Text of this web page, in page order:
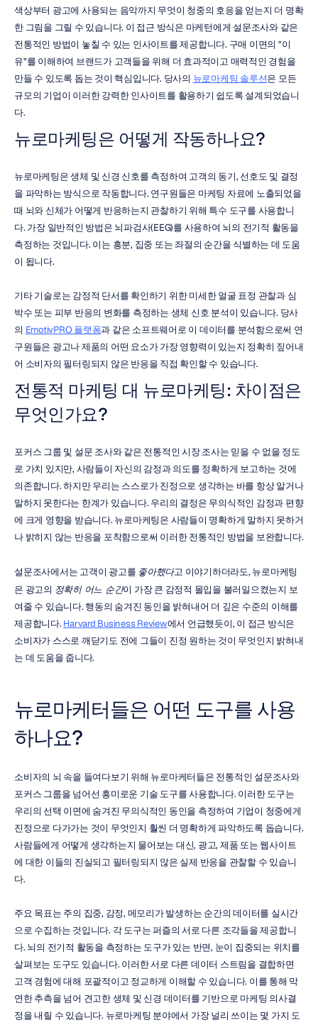
색상부터 광고에 사용되는 음악까지 무엇이 청중의 호응을 얻는지 더 명확
한 그림을 그릴 수 있습니다. 이 접근 방식은 마케턴에게 설문조사와 같은
전통적인 방법이 놓칠 수 있는 인사이트를 제공합니다. 구매 이면의 "이
유"를 이해하여 브랜드가 고객들을 위해 더 효과적이고 매력적인 경험을
만들 수 있도록 돕는 것이 핵심입니다. 당사의 뉴로마케팅 솔루션은 모든
규모의 기업이 이러한 강력한 인사이트를 활용하기 쉽도록 설계되었습니
다.
뉴로마케팅은 어떻게 작동하나요?
뉴로마케팅은 생체 및 신경 신호를 측정하여 고객의 동기, 선호도 및 결정
을 파악하는 방식으로 작동합니다. 연구원들은 마케팅 자료에 노출되었을
때 뇌와 신체가 어떻게 반응하는지 관찰하기 위해 특수 도구를 사용합니
다. 가장 일반적인 방법은 뇌파검사(EEG)를 사용하여 뇌의 전기적 활동을
측정하는 것입니다. 이는 흥분, 집중 또는 좌절의 순간을 식별하는 데 도움
이 됩니다.
기타 기술로는 감정적 단서를 확인하기 위한 미세한 얼굴 표정 관찰과 심
박수 또는 피부 반응의 변화를 측정하는 생체 신호 분석이 있습니다. 당사
의 EmotivPRO 플랫폼과 같은 소프트웨어로 이 데이터를 분석함으로써 연
구원들은 광고나 제품의 어떤 요소가 가장 영향력이 있는지 정확히 짚어내
어 소비자의 필터링되지 않은 반응을 직접 확인할 수 있습니다.
전통적 마케팅 대 뉴로마케팅: 차이점은
무엇인가요?
포커스 그룹 및 설문 조사와 같은 전통적인 시장 조사는 믿을 수 없을 정도
로 가치 있지만, 사람들이 자신의 감정과 의도를 정확하게 보고하는 것에
의존합니다. 하지만 우리는 스스로가 진정으로 생각하는 바를 항상 알거나
말하지 못한다는 한계가 있습니다. 우리의 결정은 무의식적인 감정과 편향
에 크게 영향을 받습니다. 뉴로마케팅은 사람들이 명확하게 말하지 못하거
나 밝히지 않는 반응을 포착함으로써 이러한 전통적인 방법을 보완합니다.
설문조사에서는 고객이 광고를 좋아했다고 이야기하더라도, 뉴로마케팅
은 광고의 정확히 어느 순간이 가장 큰 감정적 몰입을 불러일으켰는지 보
여줄 수 있습니다. 행동의 숨겨진 동인을 밝혀내어 더 깊은 수준의 이해를
제공합니다. Harvard Business Review에서 언급했듯이, 이 접근 방식은
소비자가 스스로 깨닫기도 전에 그들이 진정 원하는 것이 무엇인지 밝혀내
는 데 도움을 줍니다.
뉴로마케터들은 어떤 도구를 사용
하나요?
소비자의 뇌 속을 들여다보기 위해 뉴로마케터들은 전통적인 설문조사와
포커스 그룹을 넘어선 흥미로운 기술 도구를 사용합니다. 이러한 도구는
우리의 선택 이면에 숨겨진 무의식적인 동인을 측정하여 기업이 청중에게
진정으로 다가가는 것이 무엇인지 훨씬 더 명확하게 파악하도록 돕습니다.
사람들에게 어떻게 생각하는지 물어보는 대신, 광고, 제품 또는 웹사이트
에 대한 이들의 진실되고 필터링되지 않은 실제 반응을 관찰할 수 있습니
다.
주요 목표는 주의 집중, 감정, 메모리가 발생하는 순간의 데이터를 실시간
으로 수집하는 것입니다. 각 도구는 퍼즐의 서로 다른 조각들을 제공합니
다. 뇌의 전기적 활동을 측정하는 도구가 있는 반면, 눈이 집중되는 위치를
살펴보는 도구도 있습니다. 이러한 서로 다른 데이터 스트림을 결합하면
고객 경험에 대해 포괄적이고 정교하게 이해할 수 있습니다. 이를 통해 막
연한 추측을 넘어 견고한 생체 및 신경 데이터를 기반으로 마케팅 의사결
정을 내릴 수 있습니다. 뉴로마케팅 분야에서 가장 널리 쓰이는 몇 가지 도